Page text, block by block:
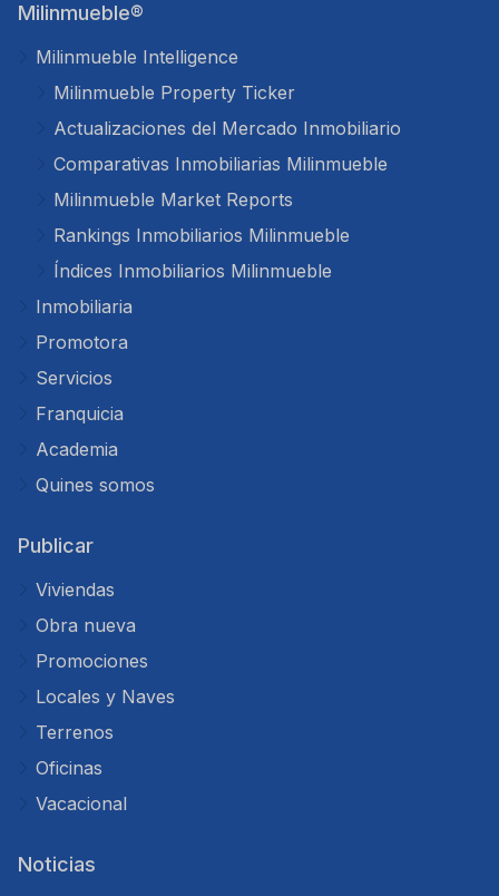
Milinmueble®
Milinmueble Intelligence
Milinmueble Property Ticker
Actualizaciones del Mercado Inmobiliario
Comparativas Inmobiliarias Milinmueble
Milinmueble Market Reports
Rankings Inmobiliarios Milinmueble
Índices Inmobiliarios Milinmueble
Inmobiliaria
Promotora
Servicios
Franquicia
Academia
Quines somos
Publicar
Viviendas
Obra nueva
Promociones
Locales y Naves
Terrenos
Oficinas
Vacacional
Noticias